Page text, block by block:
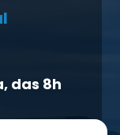
das 8h